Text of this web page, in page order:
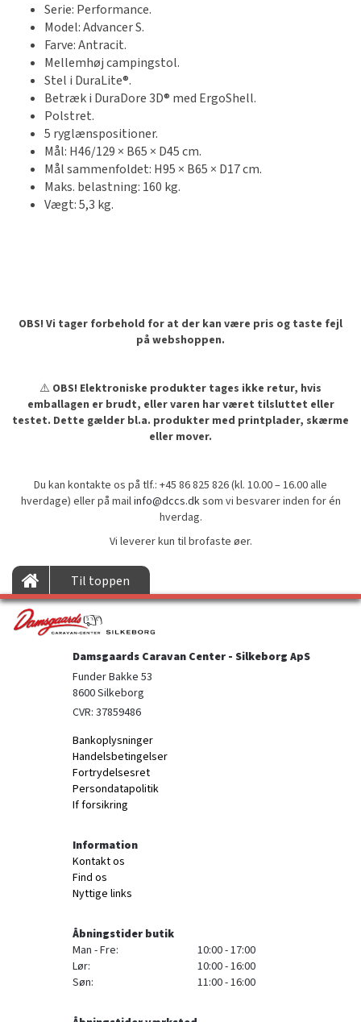
Serie: Performance.
Model: Advancer S.
Farve: Antracit.
Mellemhøj campingstol.
Stel i DuraLite®.
Betræk i DuraDore 3D® med ErgoShell.
Polstret.
5 ryglænspositioner.
Mål: H46/129 × B65 × D45 cm.
Mål sammenfoldet: H95 × B65 × D17 cm.
Maks. belastning: 160 kg.
Vægt: 5,3 kg.
OBS! Vi tager forbehold for at der kan være pris og taste fejl
på webshoppen.
⚠️ OBS! Elektroniske produkter tages ikke retur, hvis
emballagen er brudt, eller varen har været tilsluttet eller
testet. Dette gælder bl.a. produkter med printplader, skærme
eller mover.
Du kan kontakte os på tlf.: +45 86 825 826 (kl. 10.00 – 16.00 alle
hverdage) eller på mailinfo@dccs.dksom vi besvarer inden for én
hverdag.
Vi leverer kun til brofaste øer.
Til toppen
Damsgaards Caravan Center - Silkeborg ApS
Funder Bakke 53
8600 Silkeborg
CVR: 37859486
Bankoplysninger
Handelsbetingelser
Fortrydelsesret
Persondatapolitik
If forsikring
Information
Kontakt os
Find os
Nyttige links
Åbningstider butik
Man - Fre:
10:00 - 17:00
Lør:
10:00 - 16:00
Søn:
11:00 - 16:00